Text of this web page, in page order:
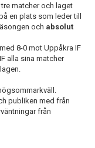
matcher och laget
en plats som leder till
och absolut
8-0 mot Uppåkra IF
alla sina matcher
publiken med från
från